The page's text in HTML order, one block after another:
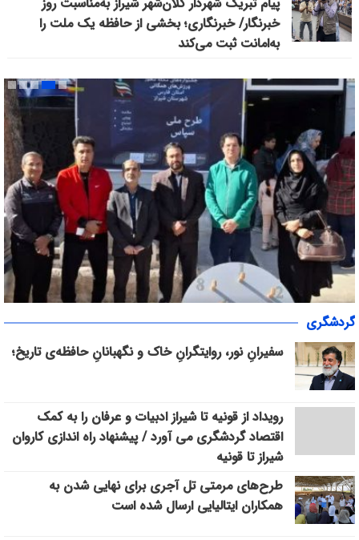
خبرنگار/ خبرنگاری؛ بخشی از حافظه یک ملت را
به‌امانت ثبت می‌کند
«سپاس» در میانرود شیراز طنین‌انداز شد/ هم‌افزایی ورزش، فرهنگ و
خدمات اجتماعی با حضور ۳۰۰ شهروند
گردشگری
سفیرانِ نور، روایتگرانِ خاک و نگهبانانِ حافظه‌ی تاریخ؛
رویداد از قونیه تا شیراز ادبیات و عرفان را به کمک
اقتصاد گردشگری می آورد / پیشنهاد راه اندازی کاروان
شیراز تا قونیه
طرح‌های مرمتی تل آجری برای نهایی شدن به
همکاران ایتالیایی ارسال شده است